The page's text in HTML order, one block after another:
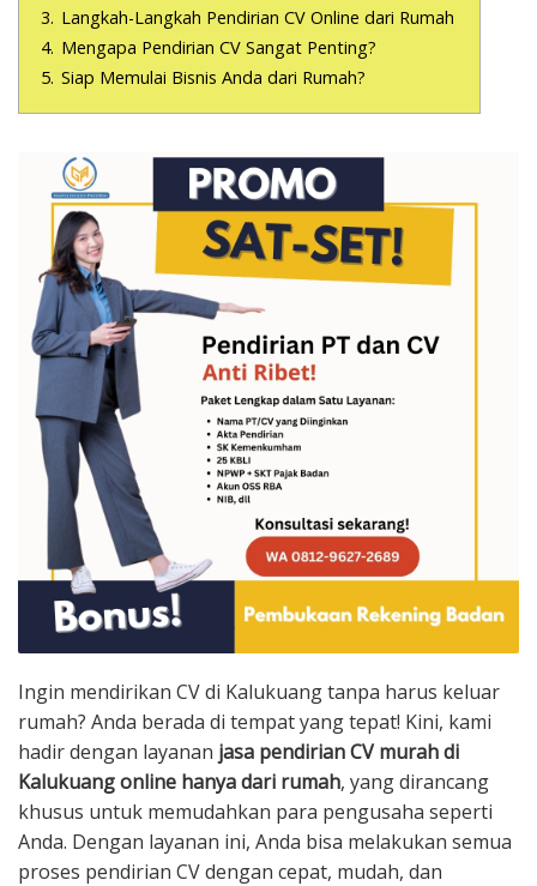
3. Langkah-Langkah Pendirian CV Online dari Rumah
4. Mengapa Pendirian CV Sangat Penting?
5. Siap Memulai Bisnis Anda dari Rumah?
Ingin mendirikan CV di Kalukuang tanpa harus keluar
rumah? Anda berada di tempat yang tepat! Kini, kami
hadir dengan layanan jasa pendirian CV murah di
Kalukuang online hanya dari rumah, yang dirancang
khusus untuk memudahkan para pengusaha seperti
Anda. Dengan layanan ini, Anda bisa melakukan semua
proses pendirian CV dengan cepat, mudah, dan